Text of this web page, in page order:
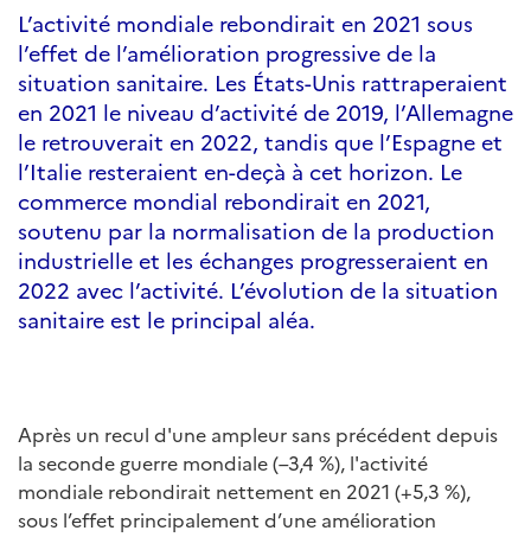
L’activité mondiale rebondirait en 2021 sous
l’effet de l’amélioration progressive de la
situation sanitaire. Les États-Unis rattraperaient
en 2021 le niveau d’activité de 2019, l’Allemagne
le retrouverait en 2022, tandis que l’Espagne et
l’Italie resteraient en-deçà à cet horizon. Le
commerce mondial rebondirait en 2021,
soutenu par la normalisation de la production
industrielle et les échanges progresseraient en
2022 avec l’activité. L’évolution de la situation
sanitaire est le principal aléa.
Après un recul d'une ampleur sans précédent depuis
la seconde guerre mondiale (–3,4 %), l'activité
mondiale rebondirait nettement en 2021 (+5,3 %),
sous l’effet principalement d’une amélioration